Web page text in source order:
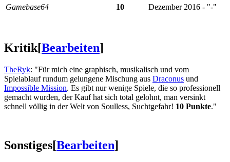
Gamebase64
10 Dezember 2016 - "-"
Kritik[Bearbeiten]
TheRyk: "Für mich eine graphisch, musikalisch und vom
Spielablauf rundum gelungene Mischung aus Draconus und
Impossible Mission. Es gibt nur wenige Spiele, die so professionell
gemacht wurden, der Kauf hat sich total gelohnt, man versinkt
schnell völlig in der Welt von Soulless, Suchtgefahr! 10 Punkte."
Sonstiges[Bearbeiten]